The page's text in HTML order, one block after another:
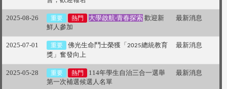
2025-08-26 重要 熱門 大學啟航‧青春探索 歡迎新
鮮人參加
最新消息
2025-07-01 重要 佛光生命鬥士榮獲「2025總統教育
獎」奮發向上
最新消息
2025-05-28 重要 熱門
114年學生自治三合一選舉
第一次補選候選人名單
最新消息